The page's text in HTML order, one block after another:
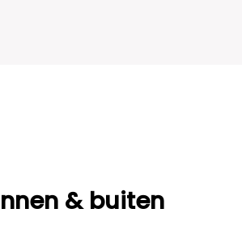
& buiten